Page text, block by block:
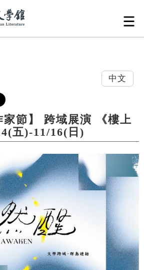
中文
家節】 跨域展演 《樓上
五)-11/16(日)